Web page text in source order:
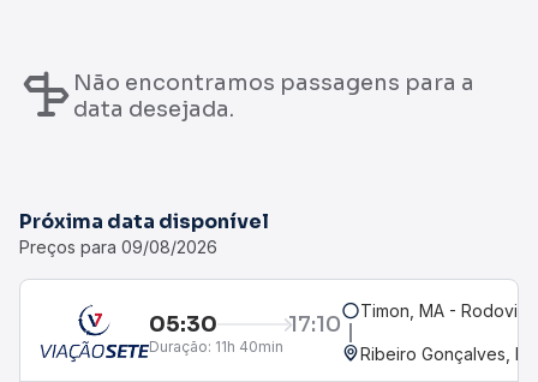
Não encontramos passagens para a
data desejada.
Próxima data disponível
Preços para 09/08/2026
05:30 17:10
Duração: 11h 40min
Timon, MA -
Ribeiro Gonçalves, PI